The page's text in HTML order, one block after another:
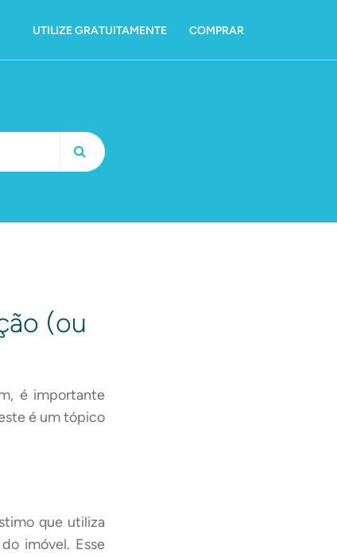
UTILIZE GRATUITAMENTE COMPRAR
(ou
é importante
é um tópico
que utiliza
imóvel. Esse